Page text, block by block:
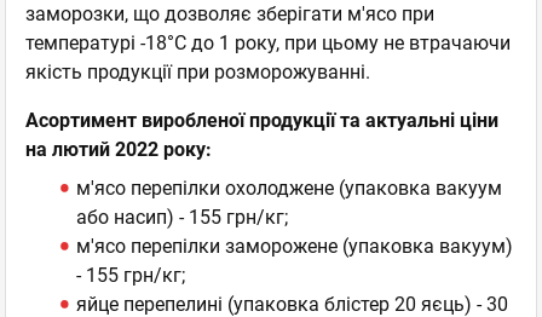
заморозки, що дозволяє зберігати м'ясо при
температурі -18°С до 1 року, при цьому не втрачаючи
якість продукції при розморожуванні.
Асортимент виробленої продукції та актуальні ціни
на лютий 2022 року:
м'ясо перепілки охолоджене (упаковка вакуум
або насип) - 155 грн/кг;
м'ясо перепілки заморожене (упаковка вакуум)
- 155 грн/кг;
яйце перепелині (упаковка блістер 20 яєць) - 30